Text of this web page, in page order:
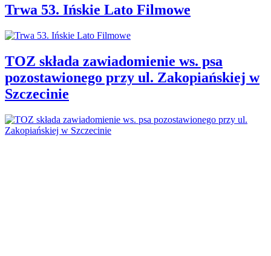
Trwa 53. Ińskie Lato Filmowe
TOZ składa zawiadomienie ws. psa
pozostawionego przy ul. Zakopiańskiej w
Szczecinie